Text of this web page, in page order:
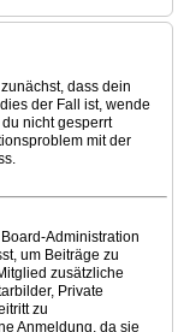
dass dein
der Fall ist, wende
nicht gesperrt
mit der
Administration
um Beiträge zu
zusätzliche
Private
zu
Anmeldung, da sie